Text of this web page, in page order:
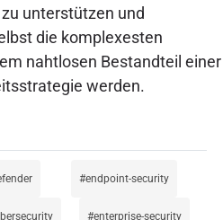
unterstützen und
die komplexesten
nahtlosen Bestandteil einer
werden.
endpoint-security
enterprise-security